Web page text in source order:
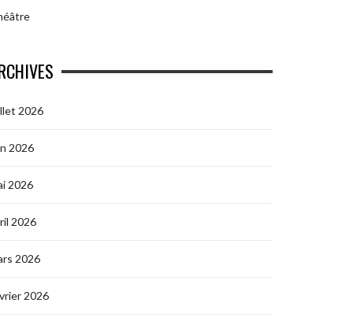
2026
2026
2026
2026
2026
2026